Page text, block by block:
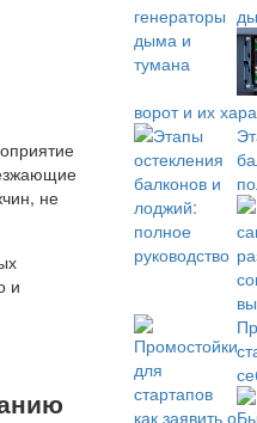
не
и
ворот и их